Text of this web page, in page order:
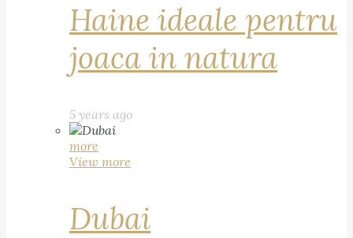
Haine ideale pentru
joaca in natura
5 years ago
more
View more
Dubai